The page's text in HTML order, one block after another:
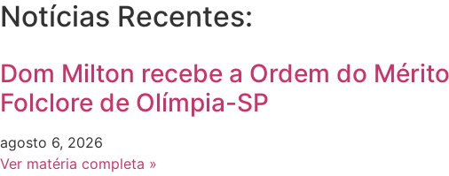
Notícias Recentes:
Dom Milton recebe a Ordem do
Folclore de Olímpia-SP
agosto 6, 2026
Ver matéria completa »